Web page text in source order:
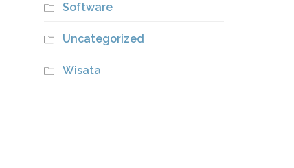
Software
Uncategorized
Wisata